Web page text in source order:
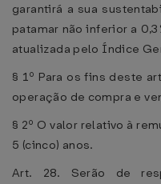
garantirá a sua
patamar não inferior a
atualizada pelo Índice
§ 1º Para os fins deste
operação de compra e
§ 2º O valor relativo à
5 (cinco) anos.
Art. 28. Serão de